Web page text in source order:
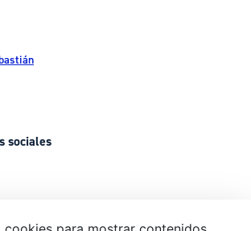
sociales